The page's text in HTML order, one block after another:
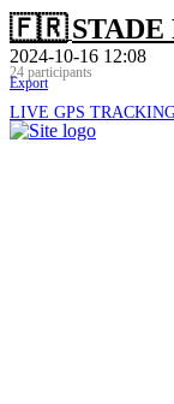
🇫🇷
2024-10-16 12:08
24 participants
Export
LIVE GPS